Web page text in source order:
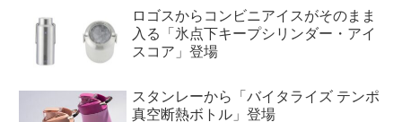
ロゴスからコンビニアイスがそのまま
入る「氷点下キープシリンダー・アイ
スコア」登場
スタンレーから「バイタライズ テンポ
真空断熱ボトル」登場